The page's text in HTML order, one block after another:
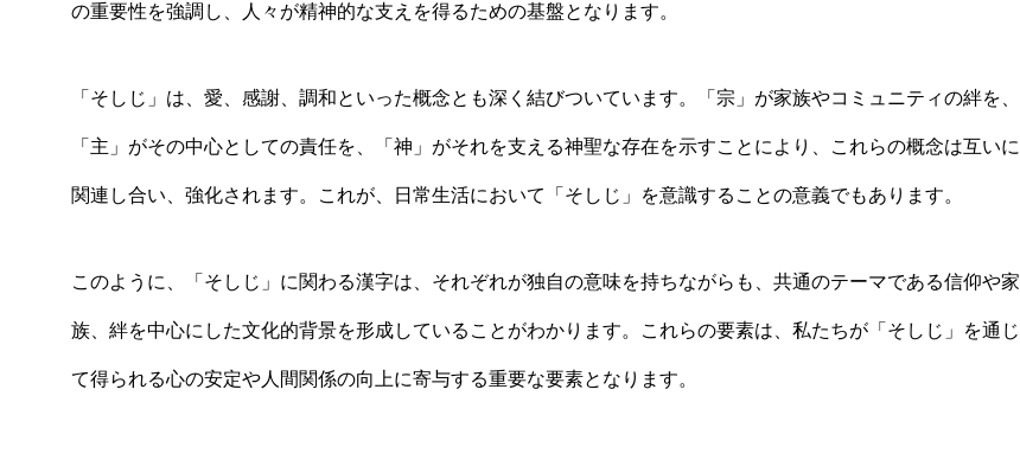
の重要性を強調し、人々が精神的な支えを得るための基盤となります。
「そしじ」は、愛、感謝、調和といった概念とも深く結びついています。「宗」が家族やコミュニティの絆を、
「主」がその中心としての責任を、「神」がそれを支える神聖な存在を示すことにより、これらの概念は互いに
関連し合い、強化されます。これが、日常生活において「そしじ」を意識することの意義でもあります。
このように、「そしじ」に関わる漢字は、それぞれが独自の意味を持ちながらも、共通のテーマである信仰や家
族、絆を中心にした文化的背景を形成していることがわかります。これらの要素は、私たちが「そしじ」を通じ
て得られる心の安定や人間関係の向上に寄与する重要な要素となります。